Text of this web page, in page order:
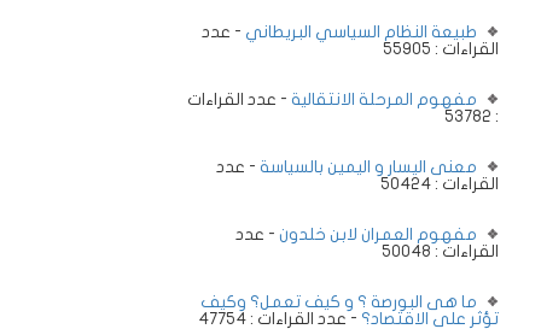
طبيعة النظام السياسي البريطاني - عدد
القراءات : 55905
مفهوم المرحلة الانتقالية - عدد القراءات
: 53782
معنى اليسار و اليمين بالسياسة - عدد
القراءات : 50424
مفهوم العمران لابن خلدون - عدد
القراءات : 50048
ما هى البورصة ؟ و كيف تعمل؟ وكيف
تؤثر على الاقتصاد؟ - عدد القراءات : 47754